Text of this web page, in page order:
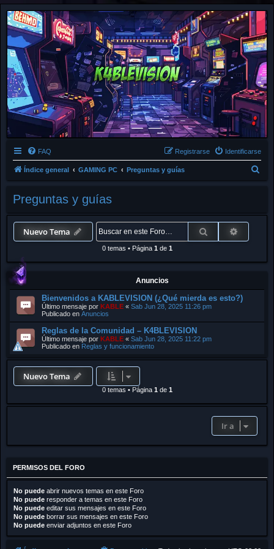
FAQ Identificarse
Registrarse
Índice general GAMING PC Preguntas y guías
Preguntas y guías
Nuevo Tema Buscar
0 temas • Página 1 de 1
Anuncios
Bienvenidos a KABLEVISION (¿Qué mierda es esto?)
Último mensaje por KABLE « Sab Jun 28, 2025 11:26 pm
Publicado en Anuncios
Reglas de la Comunidad – K4BLEVISION
Último mensaje por KABLE « Sab Jun 28, 2025 11:22 pm
Publicado en Reglas y funcionamiento
Nuevo Tema
0 temas • Página 1 de 1
Ir a
PERMISOS DEL FORO
No puede abrir nuevos temas en este Foro
No puede responder a temas en este Foro
No puede editar sus mensajes en este Foro
No puede borrar sus mensajes en este Foro
No puede enviar adjuntos en este Foro